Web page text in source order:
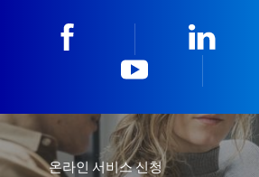
온라인 서비스 신청